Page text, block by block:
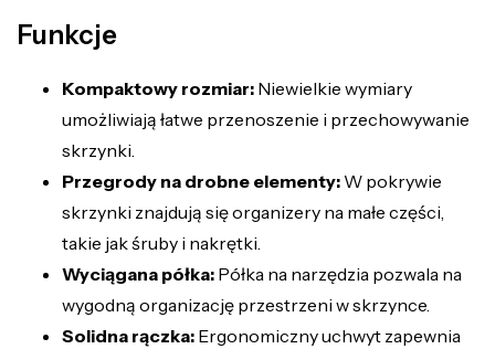
Funkcje
Kompaktowy rozmiar: Niewielkie wymiary
umożliwiają łatwe przenoszenie i przechowywanie
skrzynki.
Przegrody na drobne elementy: W pokrywie
skrzynki znajdują się organizery na małe części,
takie jak śruby i nakrętki.
Wyciągana półka: Półka na narzędzia pozwala na
wygodną organizację przestrzeni w skrzynce.
Solidna rączka: Ergonomiczny uchwyt zapewnia